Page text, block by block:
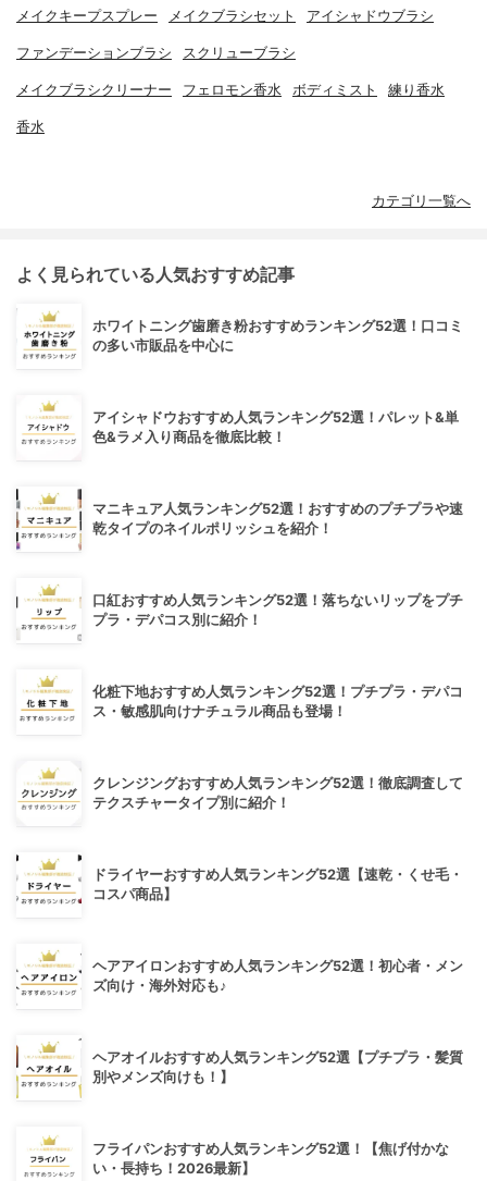
メイクキープスプレー メイクブラシセット アイシャドウブラシ
ファンデーションブラシ スクリューブラシ
メイクブラシクリーナー フェロモン香水 ボディミスト 練り香水
香水
カテゴリ一覧へ
よく見られている人気おすすめ記事
ホワイトニング歯磨き粉おすすめランキング52選！口コミ
の多い市販品を中心に
アイシャドウおすすめ人気ランキング52選！パレット&単
色&ラメ入り商品を徹底比較！
マニキュア人気ランキング52選！おすすめのプチプラや速
乾タイプのネイルポリッシュを紹介！
口紅おすすめ人気ランキング52選！落ちないリップをプチ
プラ・デパコス別に紹介！
化粧下地おすすめ人気ランキング52選！プチプラ・デパコ
ス・敏感肌向けナチュラル商品も登場！
クレンジングおすすめ人気ランキング52選！徹底調査して
テクスチャータイプ別に紹介！
ドライヤーおすすめ人気ランキング52選【速乾・くせ毛・
コスパ商品】
ヘアアイロンおすすめ人気ランキング52選！初心者・メン
ズ向け・海外対応も♪
ヘアオイルおすすめ人気ランキング52選【プチプラ・髪質
別やメンズ向けも！】
フライパンおすすめ人気ランキング52選！【焦げ付かな
い・長持ち！2026最新】